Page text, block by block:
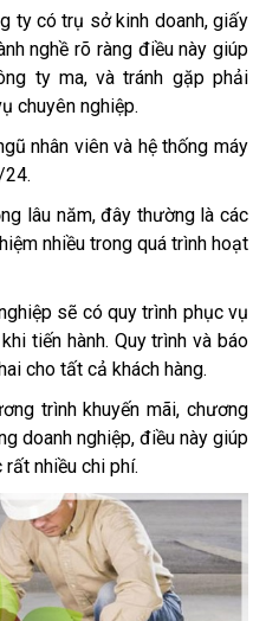
ty có trụ sở kinh doanh, giấy
nghề rõ ràng điều này giúp
ty ma, và tránh gặp phải
chuyên nghiệp.
nhân viên và hệ thống máy
24.
lâu năm, đây thường là các
nhiều trong quá trình hoạt
sẽ có quy trình phục vụ
tiến hành. Quy trình và báo
cho tất cả khách hàng.
trình khuyến mãi, chương
doanh nghiệp, điều này giúp
nhiều chi phí.